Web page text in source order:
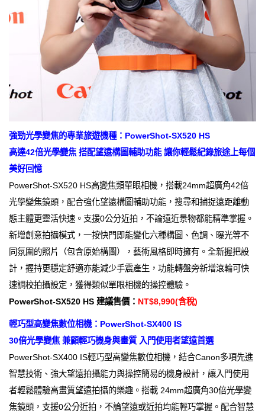
強勁光學變焦的專業旅遊機種：PowerShot-SX520 HS
高達42倍光學變焦 搭配望遠構圖輔助功能 讓你輕鬆紀錄旅途上每個
美好回憶
PowerShot-SX520 HS高變焦類單眼相機，搭載24mm超廣角42倍
光學變焦鏡頭，配合強化望遠構圖輔助功能，搜尋和捕捉遠距離動
態主體更靈活快速。支援0公分近拍，不論遠近景物都能精準掌握。
新增創意拍攝模式，一按快門即能變化六種構圖、色調、曝光等不
同氛圍的照片（包含原始構圖），藝術風格即時擁有。全新握把設
計，握持更穩定舒適亦能減少手震產生，功能轉盤旁新增滾輪可快
速調校拍攝設定，獲得類似單眼相機的操控體驗。
PowerShot-SX520 HS 建議售價： NT$8,990(含稅)
輕巧型高變焦數位相機：PowerShot-SX400 IS
30倍光學變焦 兼顧輕巧機身與畫質 入門使用者望遠首選
PowerShot-SX400 IS輕巧型高變焦數位相機，結合Canon多項先進
智慧技術、強大望遠拍攝能力與操控簡易的機身設計，讓入門使用
者輕鬆體驗高畫質望遠拍攝的樂趣。搭載 24mm超廣角30倍光學變
焦鏡頭，支援0公分近拍，不論望遠或近拍均能輕巧掌握。配合智慧